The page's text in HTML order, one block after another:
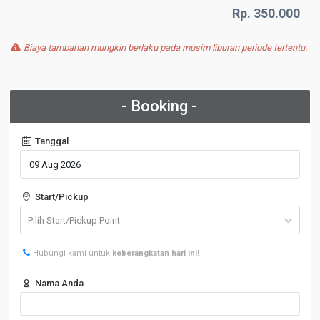
Rp. 350.000
Biaya tambahan mungkin berlaku pada musim liburan periode tertentu.
- Booking -
Tanggal
Start/Pickup
Hubungi kami untuk keberangkatan hari ini!
Nama Anda